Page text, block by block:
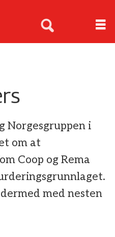
Norgesgruppen i
om at
Coop og Rema
med nesten